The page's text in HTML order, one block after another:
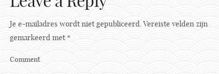
Je e-mailadres wordt niet gepubliceerd. Vereiste velden zijn
gemarkeerd met *
Comment